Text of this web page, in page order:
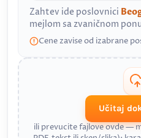
Zahtev ide poslovnici
mejlom sa zvaničnom
Cene zavise od izabrane
Učitaj
ili prevucite fajlove ovde —